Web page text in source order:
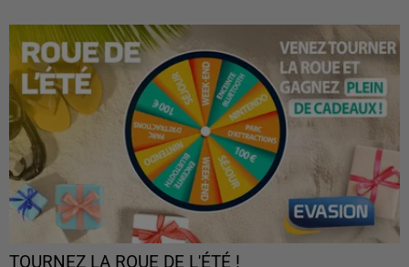
TOURNEZ LA ROUE DE L'ÉTÉ !